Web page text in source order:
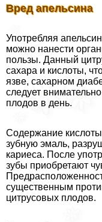
Вред апельсина
Употрeбляя
можно нанести
пользы. Данный
сахара и кислоты,
язве, сахарном
следует
плодов в день.
Содержание кислоты
зубную эмаль,
кариеса. После
зубы приобретают
существенным
цитрусовых плодов.